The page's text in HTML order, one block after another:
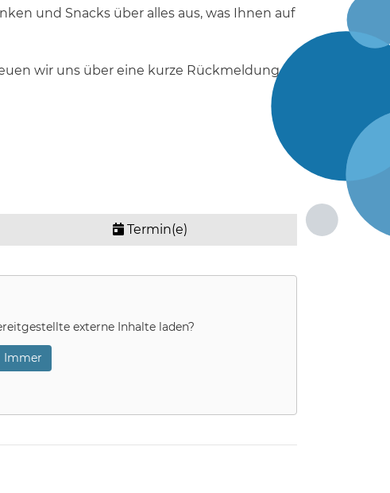
und Snacks über alles aus, was Ihnen auf
wir uns über eine kurze Rückmeldung
Termin(e)
externe Inhalte laden?
Immer